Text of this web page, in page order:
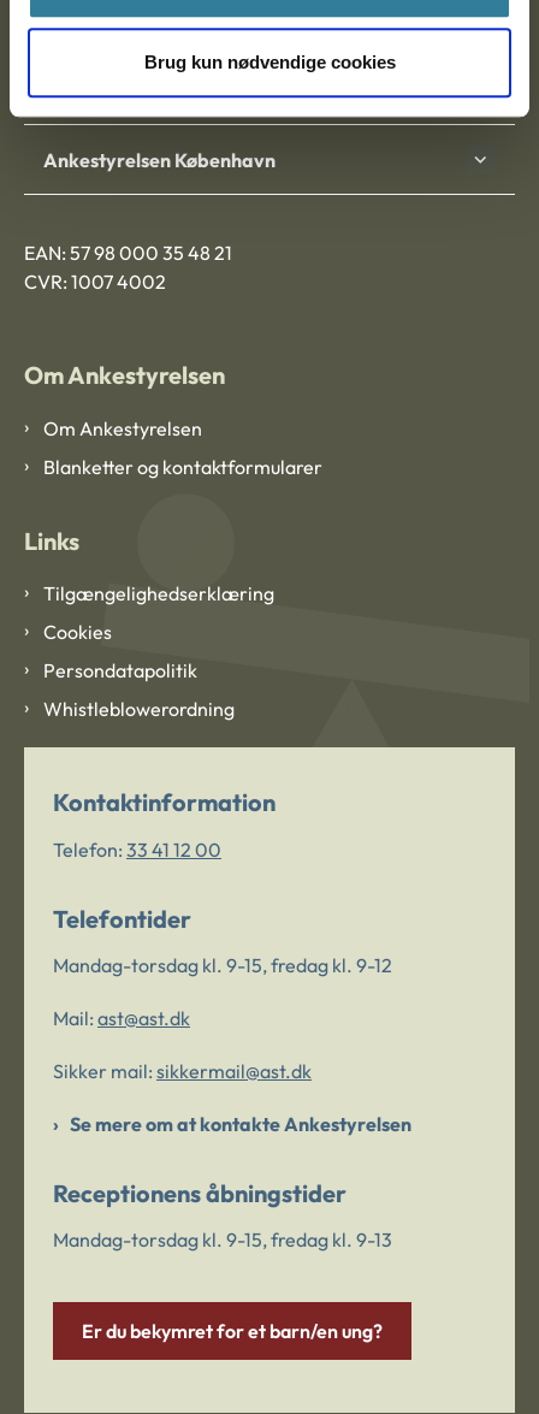
Brug kun nødvendige cookies
Ankestyrelsen Aalborg
Ankestyrelsen København
EAN: 57 98 000 35 48 21
CVR: 1007 4002
Om Ankestyrelsen
Om Ankestyrelsen
Blanketter og kontaktformularer
Links
Tilgængelighedserklæring
Cookies
Persondatapolitik
Whistleblowerordning
Kontaktinformation
Telefon: 33 41 12 00
Telefontider
Mandag-torsdag kl. 9-15, fredag kl. 9-12
Mail: ast@ast.dk
Sikker mail: sikkermail@ast.dk
Se mere om at kontakte Ankestyrelsen
Receptionens åbningstider
Mandag-torsdag kl. 9-15, fredag kl. 9-13
Er du bekymret for et barn/en ung?